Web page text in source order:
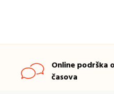
Online podrška
časova